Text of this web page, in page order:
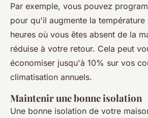
Par exemple, vous pouvez
pour qu'il augmente la température
heures où vous êtes absent de la
réduise à votre retour. Cela peut
économiser jusqu'à 10% sur vos
climatisation annuels.
Maintenir une bonne isolation
Une bonne isolation de votre